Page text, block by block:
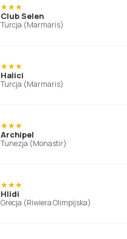
★★★
Club Selen
Turcja (Marmaris)
★★★
Halici
Turcja (Marmaris)
★★★
Archipel
Tunezja (Monastir)
★★★
Hlidi
Grecja (Riwiera Olimpijska)